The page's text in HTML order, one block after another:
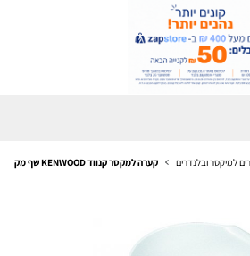
למיקסר ובלנדרים קערה למקסר קנווד KENWOOD שף מקורי !!!